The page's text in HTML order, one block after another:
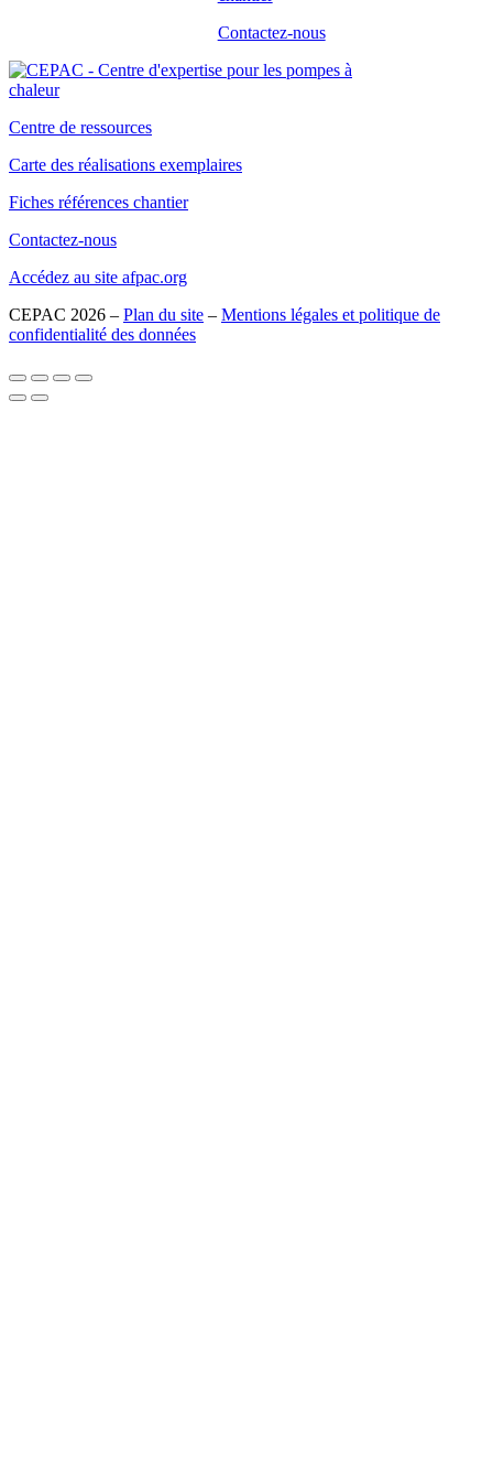
Contactez-nous
Centre de ressources
Carte des réalisations exemplaires
Fiches références chantier
Contactez-nous
Accédez au site afpac.org
CEPAC 2026 – Plan du site – Mentions légales et politique de
confidentialité des données